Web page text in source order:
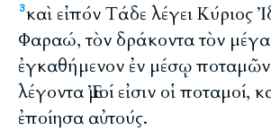
3καὶ εἰπόν Τάδε λέγει Κύριος
Φαραώ, τὸν δράκοντα τὸν
ἐγκαθήμενον ἐν μέσῳ ποταμῶν
λέγοντα Ἐμοί εἰσιν οἱ ποταμοί,
ἐποίησα αὐτούς.